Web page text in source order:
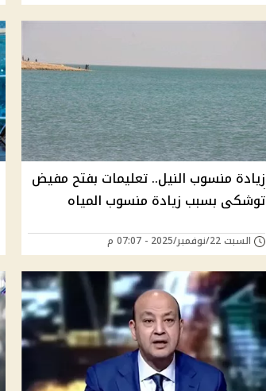
زيادة منسوب النيل.. تعليمات بفتح مفيض
توشكى بسبب زيادة منسوب المياه
السبت 22/نوفمبر/2025 - 07:07 م